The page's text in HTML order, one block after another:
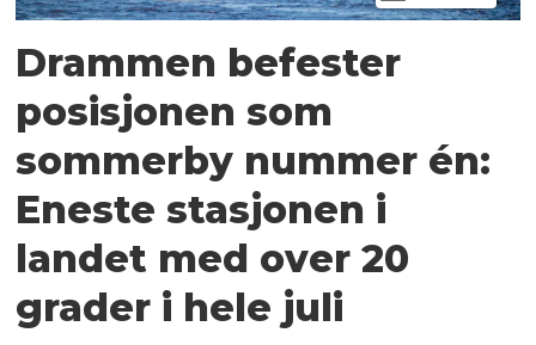
Drammen befester
posisjonen som
sommerby nummer én:
Eneste stasjonen i
landet med over 20
grader i hele juli